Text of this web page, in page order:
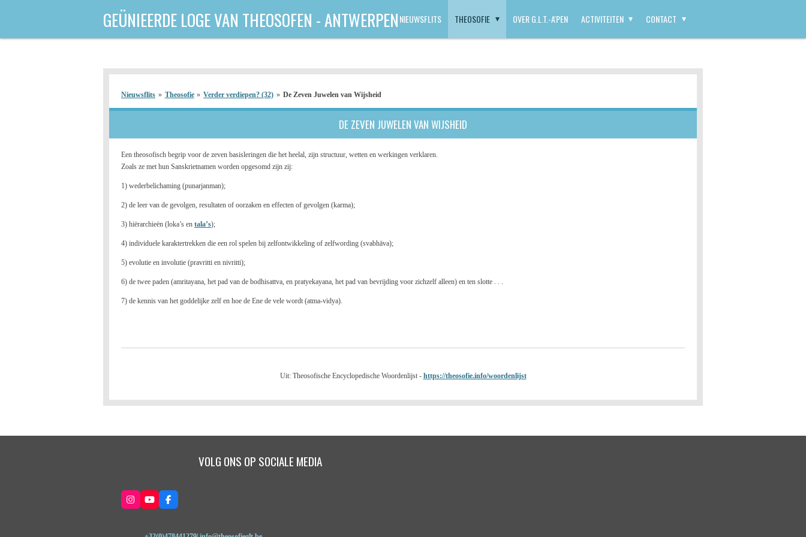
GEÜNIEERDE LOGE VAN THEOSOFEN - ANTWERPENNIEUWSFLITS THEOSOFIE OVER G.L.T.-A'PEN ACTIVITEITEN CONTACT
Nieuwsflits » Theosofie » Verder verdiepen? (32) » De Zeven Juwelen van Wijsheid
DE ZEVEN JUWELEN VAN WIJSHEID
Een theosofisch begrip voor de zeven basisleringen die het heelal, zijn structuur, wetten en werkingen verklaren.
Zoals ze met hun San­skrietnamen worden opgesomd zijn zij:
1) wederbelichaming (punarjanman);
2) de leer van de gevolgen, resultaten of oorzaken en effecten of gevolgen (karma);
3) hiërarchieën (loka’s en tala’s);
4) individuele karakter­trekken die een rol spelen bij zelf­ontwikkeling of zelf­wording (svabhāva);
5) evolutie en involutie (pravritti en nivritti);
6) de twee paden (amritayana, het pad van de bodhisattva, en pratyekayana, het pad van bevrijding voor zichzelf alleen) en ten slotte . . .
7) de kennis van het goddelijke zelf en hoe de Ene de vele wordt (atma-vidya).
Uit: Theosofische Encyclopedische Woordenlijst - https://theosofie.info/woordenlijst
VOLG ONS OP SOCIALE MEDIA
I
n
Y
o
F
a